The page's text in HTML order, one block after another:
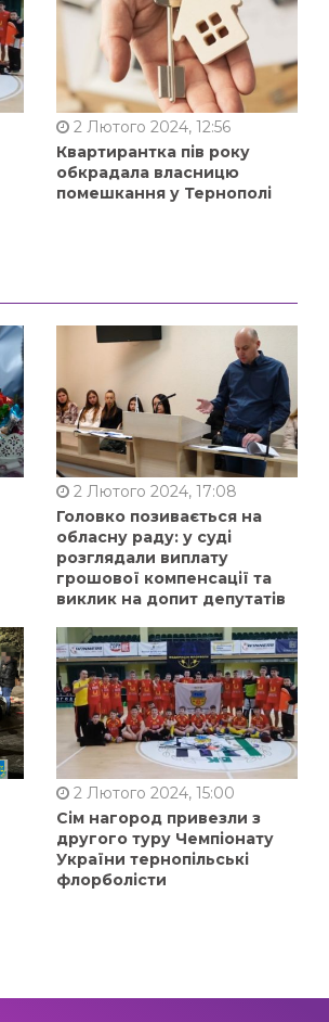
2 Лютого 2024, 12:56
Квартирантка пів року
обкрадала власницю
помешкання у Тернополі
2 Лютого 2024, 17:08
Головко позивається на
обласну раду: у суді
розглядали виплату
грошової компенсації та
виклик на допит депутатів
2 Лютого 2024, 15:00
Сім нагород привезли з
другого туру Чемпіонату
України тернопільські
флорболісти